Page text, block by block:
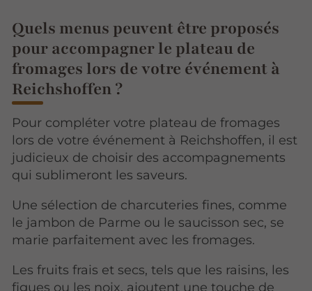
Quels menus peuvent être proposés
pour accompagner le plateau de
fromages lors de votre événement à
Reichshoffen ?
Pour compléter votre plateau de fromages
lors de votre événement à Reichshoffen, il est
judicieux de choisir des accompagnements
qui sublimeront les saveurs.
Une sélection de charcuteries fines, comme
le jambon de Parme ou le saucisson sec, se
marie parfaitement avec les fromages.
Les fruits frais et secs, tels que les raisins, les
figues ou les noix, ajoutent une touche de